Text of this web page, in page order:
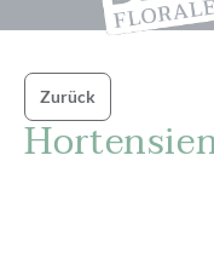
Zurück